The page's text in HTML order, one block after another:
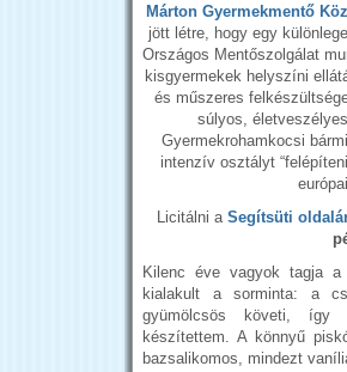
Márton Gyermekmentő
jött létre, hogy egy
Országos Mentőszolgálat
kisgyermekek helyszíni
és műszeres
súlyos,
Gyermekrohamkocsi
intenzív osztályt
Licitálni a Segítsüti
Kilenc éve vagyok tagja
kialakult a sorminta: a
gyümölcsös követi, így
készítettem. A könnyű
bazsalikomos, mindezt